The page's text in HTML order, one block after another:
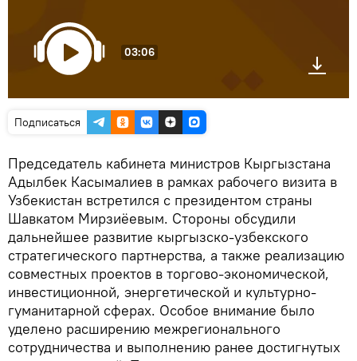
03:06
Подписаться
Председатель кабинета министров Кыргызстана
Адылбек Касымалиев в рамках рабочего визита в
Узбекистан встретился с президентом страны
Шавкатом Мирзиёевым. Стороны обсудили
дальнейшее развитие кыргызско-узбекского
стратегического партнерства, а также реализацию
совместных проектов в торгово-экономической,
инвестиционной, энергетической и культурно-
гуманитарной сферах. Особое внимание было
уделено расширению межрегионального
сотрудничества и выполнению ранее достигнутых